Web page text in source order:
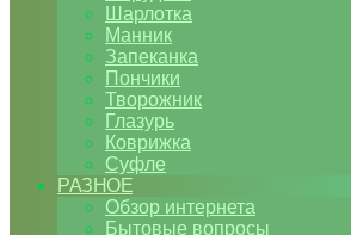
Шарлотка
Манник
Запеканка
Пончики
Творожник
Глазурь
Коврижка
Суфле
РАЗНОЕ
Обзор интернета
Бытовые вопросы